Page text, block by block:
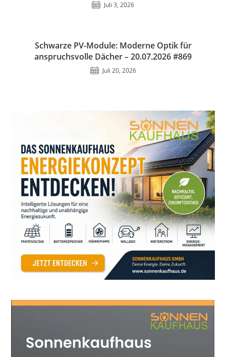
Juli 3, 2026
Schwarze PV-Module: Moderne Optik für
anspruchsvolle Dächer – 20.07.2026 #869
Juli 20, 2026